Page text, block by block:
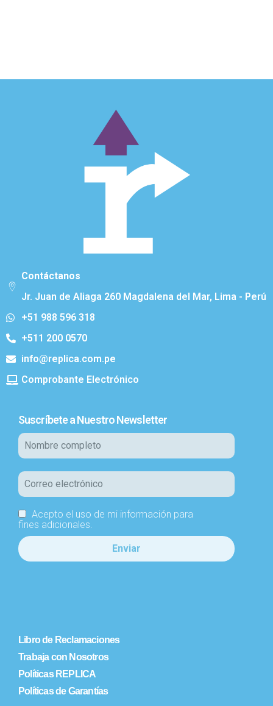
Contáctanos
Jr. Juan de Aliaga 260 Magdalena del Mar, Lima - Perú
+51 988 596 318
+511 200 0570
info@replica.com.pe
Comprobante Electrónico
Suscríbete a Nuestro Newsletter
Acepto el uso de mi información para
fines adicionales.
Libro de Reclamaciones
Trabaja con Nosotros
Políticas REPLICA
Políticas de Garantías